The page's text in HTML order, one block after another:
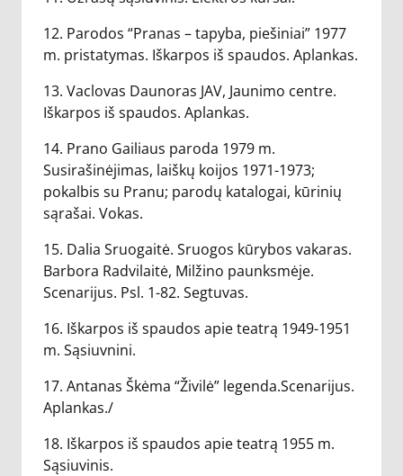
12. Parodos “Pranas – tapyba, piešiniai” 1977
m. pristatymas. Iškarpos iš spaudos. Aplankas.
13. Vaclovas Daunoras JAV, Jaunimo centre.
Iškarpos iš spaudos. Aplankas.
14. Prano Gailiaus paroda 1979 m.
Susirašinėjimas, laiškų koijos 1971-1973;
pokalbis su Pranu; parodų katalogai, kūrinių
sąrašai. Vokas.
15. Dalia Sruogaitė. Sruogos kūrybos vakaras.
Barbora Radvilaitė, Milžino paunksmėje.
Scenarijus. Psl. 1-82. Segtuvas.
16. Iškarpos iš spaudos apie teatrą 1949-1951
m. Sąsiuvnini.
17. Antanas Škėma “Živilė” legenda.Scenarijus.
Aplankas./
18. Iškarpos iš spaudos apie teatrą 1955 m.
Sąsiuvinis.